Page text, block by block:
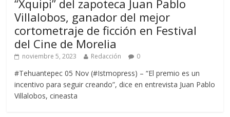
“Xquipi” del zapoteca Juan Pablo
Villalobos, ganador del mejor
cortometraje de ficción en Festival
del Cine de Morelia
noviembre 5, 2023 Redacción 0
#Tehuantepec 05 Nov (#Istmopress) – “El premio es un
incentivo para seguir creando”, dice en entrevista Juan Pablo
Villalobos, cineasta